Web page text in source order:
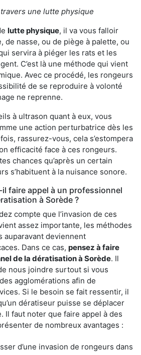
une lutte physique
lutte physique, il va vous falloir
de nasse, ou de piège à palette, ou
servira à piéger les rats et les
C’est là une méthode qui vient
Avec ce procédé, les rongeurs
de se reproduire à volonté
ne reprenne.
à ultrason quant à eux, vous
une action perturbatrice dès les
rassurez-vous, cela s’estompera
efficacité face à ces rongeurs.
chances qu’après un certain
s’habituent à la nuisance sonore.
faire appel à un professionnel
à Sorède ?
compte que l’invasion de ces
assez importante, les méthodes
auparavant deviennent
Dans ce cas, pensez à faire
de la dératisation à Sorède. Il
nous joindre surtout si vous
agglomérations afin de
Si le besoin se fait ressentir, il
dératiseur puisse se déplacer
Il faut noter que faire appel à des
de nombreux avantages :
d’une invasion de rongeurs dans